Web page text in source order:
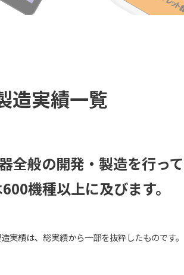
造実績一覧
全般の開発・製造を行っ
機種以上に及びます。
実績は、総実績から一部を抜粋したものです。